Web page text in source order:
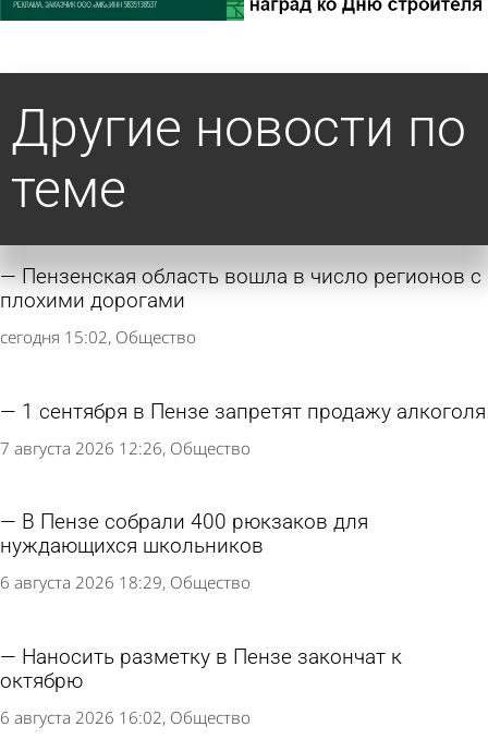
Другие новости по
теме
Пензенская область вошла в число регионов с
плохими дорогами
сегодня 15:02 Общество
1 сентября в Пензе запретят продажу алкоголя
7 августа 2026 12:26 Общество
В Пензе собрали 400 рюкзаков для
нуждающихся школьников
6 августа 2026 18:29 Общество
Наносить разметку в Пензе закончат к
октябрю
6 августа 2026 16:02 Общество